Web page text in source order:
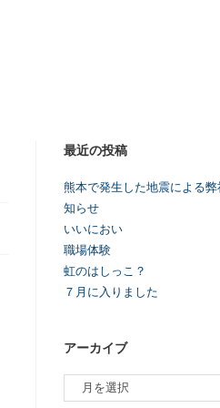
最近の投稿
熊本で発生した地震による
知らせ
いいにおい
職場体験
虹のはしっこ？
７月に入りました
アーカイブ